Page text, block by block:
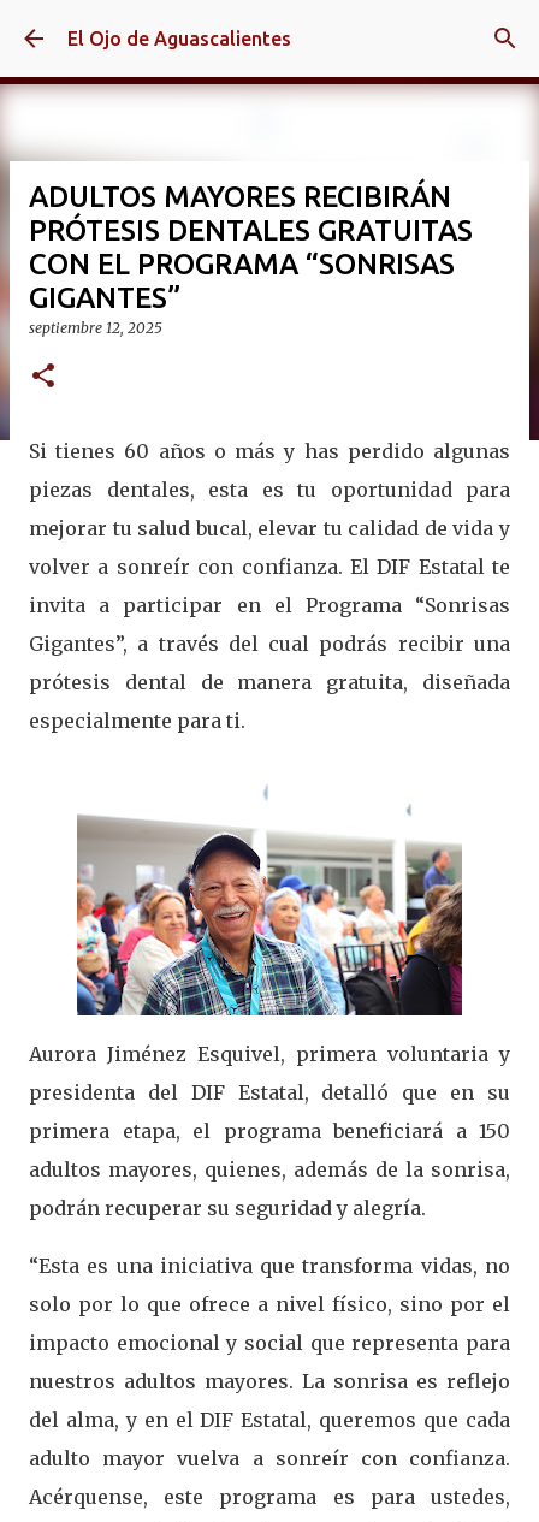
Ir al contenido principal
El Ojo de Aguascalientes
ADULTOS MAYORES RECIBIRÁN
PRÓTESIS DENTALES GRATUITAS
CON EL PROGRAMA “SONRISAS
GIGANTES”
septiembre 12, 2025
Si tienes 60 años o más y has perdido algunas
piezas dentales, esta es tu oportunidad para
mejorar tu salud bucal, elevar tu calidad de vida y
volver a sonreír con confianza. El DIF Estatal te
invita a participar en el Programa “Sonrisas
Gigantes”, a través del cual podrás recibir una
prótesis dental de manera gratuita, diseñada
especialmente para ti.
Aurora Jiménez Esquivel, primera voluntaria y
presidenta del DIF Estatal, detalló que en su
primera etapa, el programa beneficiará a 150
adultos mayores, quienes, además de la sonrisa,
podrán recuperar su seguridad y alegría.
“Esta es una iniciativa que transforma vidas, no
solo por lo que ofrece a nivel físico, sino por el
impacto emocional y social que representa para
nuestros adultos mayores. La sonrisa es reflejo
del alma, y en el DIF Estatal, queremos que cada
adulto mayor vuelva a sonreír con confianza.
Acérquense, este programa es para ustedes,